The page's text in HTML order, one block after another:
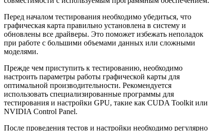
Перед началом тестирования необходимо убедиться, что
графическая карта правильно установлена в систему и
обновлены все драйверы. Это поможет избежать неполадок
при работе с большими объемами данных или сложными
моделями.
Прежде чем приступить к тестированию, необходимо
настроить параметры работы графической карты для
оптимальной производительности. Рекомендуется
использовать специализированные программы для
тестирования и настройки GPU, такие как CUDA Toolkit или
NVIDIA Control Panel.
После проведения тестов и настройки необходимо регулярно